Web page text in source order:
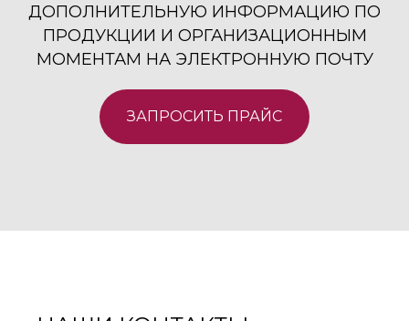
ДОПОЛНИТЕЛЬНУЮ ИНФОРМАЦИЮ ПО
ПРОДУКЦИИ И ОРГАНИЗАЦИОННЫМ
МОМЕНТАМ НА ЭЛЕКТРОННУЮ ПОЧТУ
ЗАПРОСИТЬ ПРАЙС